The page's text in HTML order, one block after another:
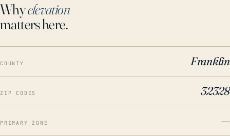
Whyelevation
matters here.
COUNTY Franklin
ZIP CODES 32328
PRIMARY ZONE —